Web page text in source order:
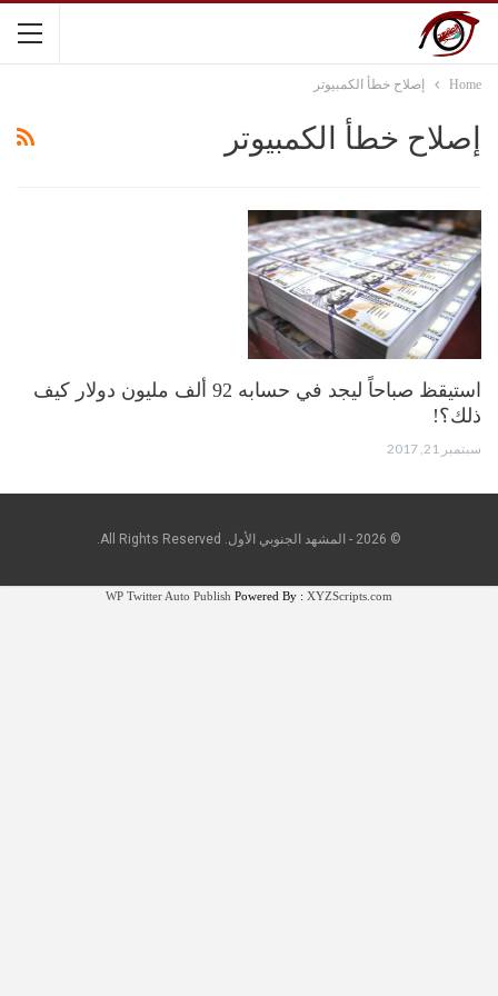
Home إصلاح خطأ الكمبيوتر
إصلاح خطأ الكمبيوتر
استيقظ صباحاً ليجد في حسابه 92 ألف مليون دولار كيف
ذلك؟!
سبتمبر 21, 2017
© 2026 - المشهد الجنوبي الأول. All Rights Reserved.
WP Twitter Auto Publish Powered By : XYZScripts.com